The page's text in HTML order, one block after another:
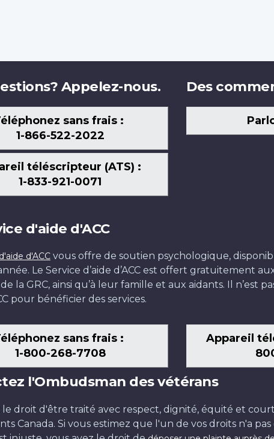
Appelez-nous.
sans frais :
1-866-522-2022
téléscripteur (ATS) :
1-833-921-0071
Des
d'aide d'ACC
d'ACC vous offre de soutien psychologique,
Le Service d’aide d’ACC est offert gratuitement
la GRC, ainsi qu’à leur famille et aux aidants. Il n’est
pour bénéficier des services.
sans frais :
1-800-268-7708
Appareil
l'Ombudsman des vétérans
le droit d'être traité avec respect, dignité, équité et
Canada. Si vous estimez que l'un de vos droits n'a